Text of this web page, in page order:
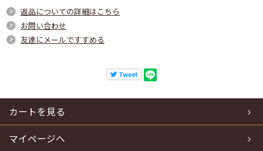
返品についての詳細はこちら
お問い合わせ
友達にメールですすめる
カートを見る
マイページへ